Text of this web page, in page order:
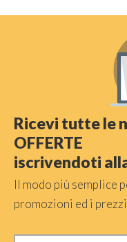
Ricevi tutte le
OFFERTE
iscrivendoti
Il modo più semplice
promozioni ed i